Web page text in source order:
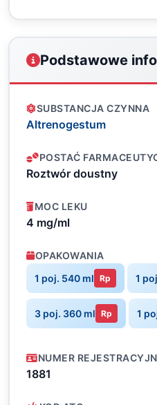
Podstawowe
SUBSTANCJA CZYNNA
Altrenogestum
POSTAĆ
Roztwór doustny
MOC LEKU
4 mg/ml
OPAKOWANIA
1 poj. 540 ml Rp 1
3 poj. 360 ml Rp 1
NUMER
1881